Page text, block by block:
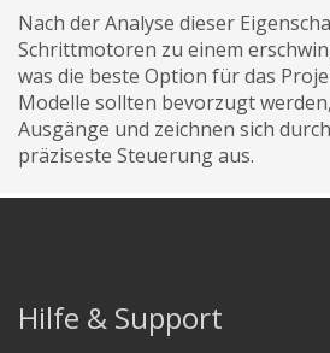
Nach der Analyse dieser
Schrittmotoren zu einem
was die beste Option für das
Modelle sollten bevorzugt
Ausgänge und zeichnen sich
präziseste Steuerung aus.
Hilfe & Support